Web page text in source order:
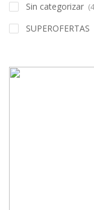
Sin categorizar
SUPEROFERTAS